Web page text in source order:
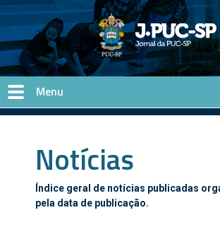
Pular para o conteúdo principal
Notícias
Índice geral de notícias publicadas
pela data de publicação.